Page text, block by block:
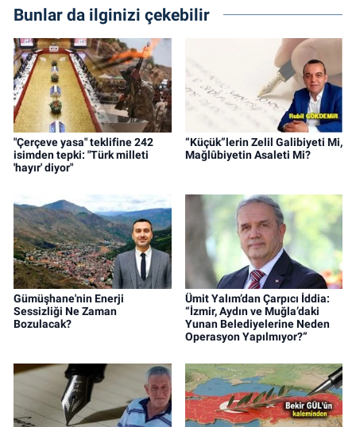
Bunlar da ilginizi çekebilir
"Çerçeve yasa" teklifine 242
isimden tepki: "Türk milleti
'hayır' diyor"
“Küçük”lerin Zelil Galibiyeti Mi,
Mağlûbiyetin Asaleti Mi?
Gümüşhane'nin Enerji
Sessizliği Ne Zaman
Bozulacak?
Ümit Yalım’dan Çarpıcı İddia:
“İzmir, Aydın ve Muğla’daki
Yunan Belediyelerine Neden
Operasyon Yapılmıyor?”